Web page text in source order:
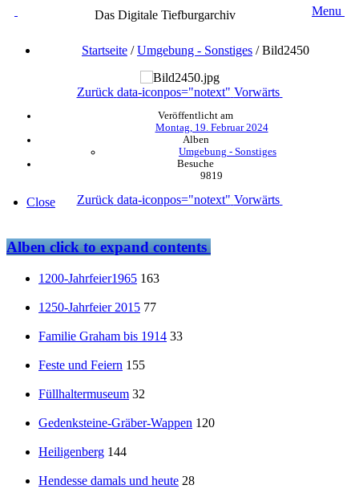
Das Digitale Tiefburgarchiv Menu
Startseite /Umgebung - Sonstiges /Bild2450
Zurück data-iconpos="notext" Vorwärts
Veröffentlicht am
Montag, 19. Februar 2024
Alben
Umgebung - Sonstiges
Besuche
9819
Zurück data-iconpos="notext" Vorwärts
Close
Albenclick to expand contents
1200-Jahrfeier1965 163
1250-Jahrfeier 2015 77
Familie Graham bis 1914 33
Feste und Feiern 155
Füllhaltermuseum 32
Gedenksteine-Gräber-Wappen 120
Heiligenberg 144
Hendesse damals und heute 28